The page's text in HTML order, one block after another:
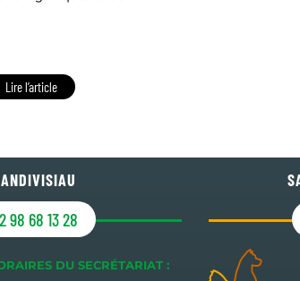
Lire l’article
98 68 13 28
DU SECRÉTARIAT :